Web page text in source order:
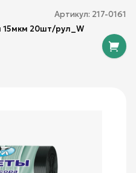
Артикул: 217-0161
15мкм 20шт/рул_W